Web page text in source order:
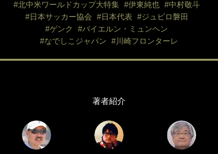
#北中米ワールドカップ大特集 #伊東純也
#中村敬斗
#日本サッカー協会
#日本代表
#ジュビロ磐田
#ゲンク
#バイエルン・ミュンヘン
#なでしこジャパン
#川崎フロンターレ
著者紹介